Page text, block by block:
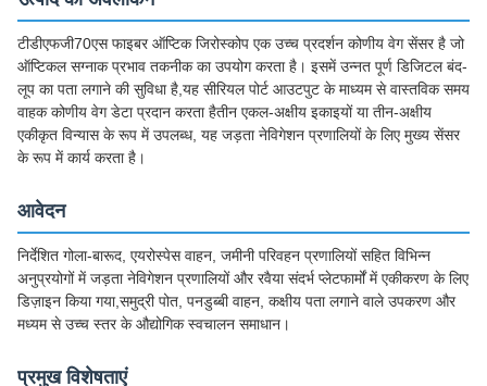
टीडीएफजी70एस फाइबर ऑप्टिक जिरोस्कोप एक उच्च प्रदर्शन कोणीय वेग सेंसर है जो
ऑप्टिकल सग्नाक प्रभाव तकनीक का उपयोग करता है। इसमें उन्नत पूर्ण डिजिटल बंद-
लूप का पता लगाने की सुविधा है,यह सीरियल पोर्ट आउटपुट के माध्यम से वास्तविक समय
वाहक कोणीय वेग डेटा प्रदान करता हैतीन एकल-अक्षीय इकाइयों या तीन-अक्षीय
एकीकृत विन्यास के रूप में उपलब्ध, यह जड़ता नेविगेशन प्रणालियों के लिए मुख्य सेंसर
के रूप में कार्य करता है।
आवेदन
निर्देशित गोला-बारूद, एयरोस्पेस वाहन, जमीनी परिवहन प्रणालियों सहित विभिन्न
अनुप्रयोगों में जड़ता नेविगेशन प्रणालियों और रवैया संदर्भ प्लेटफार्मों में एकीकरण के लिए
डिज़ाइन किया गया,समुद्री पोत, पनडुब्बी वाहन, कक्षीय पता लगाने वाले उपकरण और
मध्यम से उच्च स्तर के औद्योगिक स्वचालन समाधान।
प्रमुख विशेषताएं